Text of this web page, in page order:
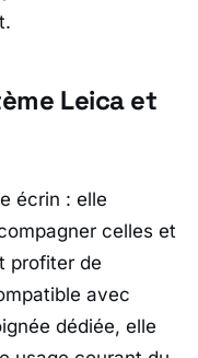
Leica et
écrin : elle
celles et
profiter de
avec
dédiée, elle